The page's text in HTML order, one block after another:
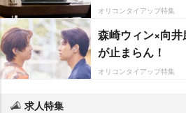
オリコンタイアップ特集
森崎ウィン×向
が止まらん！
オリコンタイアップ特集
求人特集